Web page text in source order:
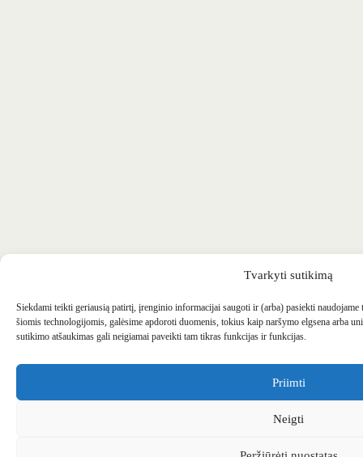
Tvarkyti sutikimą
Siekdami teikti geriausią patirtį, įrenginio informacijai saugoti ir (arba) pasiekti
šiomis technologijomis, galėsime apdoroti duomenis, tokius kaip naršymo elgsena arba
sutikimo atšaukimas gali neigiamai paveikti tam tikras funkcijas ir funkcijas.
Priimti
Neigti